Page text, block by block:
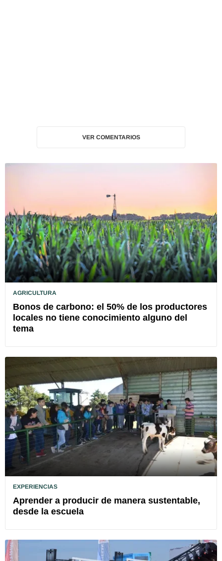
VER COMENTARIOS
AGRICULTURA
Bonos de carbono: el 50% de los productores
locales no tiene conocimiento alguno del
tema
EXPERIENCIAS
Aprender a producir de manera sustentable,
desde la escuela